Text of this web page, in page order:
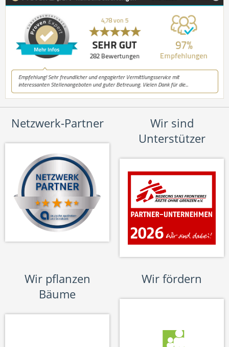
Netzwerk-Partner
Wir sind
Unterstützer
Wir pflanzen
Bäume
Wir fördern